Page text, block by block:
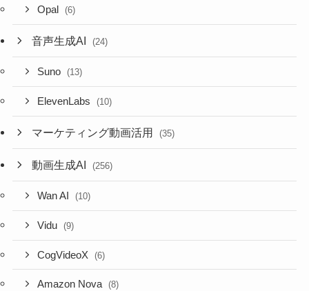
Opal (6)
音声生成AI (24)
Suno (13)
ElevenLabs (10)
マーケティング動画活用 (35)
動画生成AI (256)
Wan AI (10)
Vidu (9)
CogVideoX (6)
Amazon Nova (8)